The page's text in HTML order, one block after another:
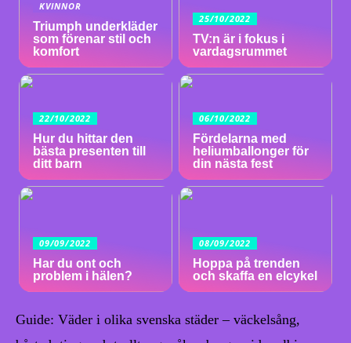
KVINNOR
Triumph underkläder
som förenar stil och
komfort
25/10/2022
TV:n är i fokus i
vardagsrummet
22/10/2022
Hur du hittar den
bästa presenten till
ditt barn
06/10/2022
Fördelarna med
heliumballonger för
din nästa fest
09/09/2022
Har du ont och
problem i hälen?
08/09/2022
Hoppa på trenden
och skaffa en elcykel
Guide: Väder i olika svenska städer – väckelsång,